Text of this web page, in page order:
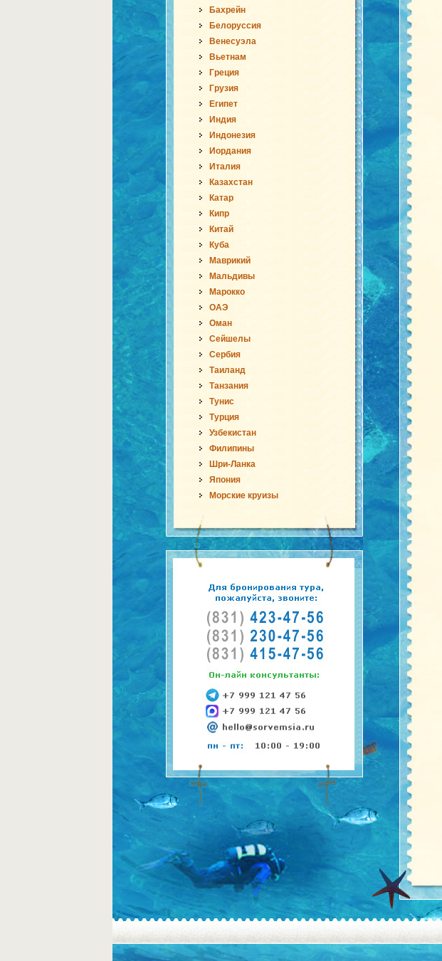
Бахрейн
Белоруссия
Венесуэла
Вьетнам
Греция
Грузия
Египет
Индия
Индонезия
Иордания
Италия
Казахстан
Катар
Кипр
Китай
Куба
Маврикий
Мальдивы
Марокко
ОАЭ
Оман
Сейшелы
Сербия
Таиланд
Танзания
Тунис
Турция
Узбекистан
Филипины
Шри-Ланка
Япония
Морские круизы